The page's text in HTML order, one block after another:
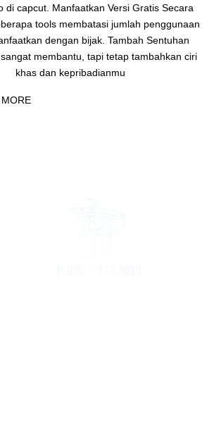
di capcut. Manfaatkan Versi Gratis Secara
tools membatasi jumlah penggunaan
dengan bijak. Tambah Sentuhan
membantu, tapi tetap tambahkan ciri
khas dan kepribadianmu